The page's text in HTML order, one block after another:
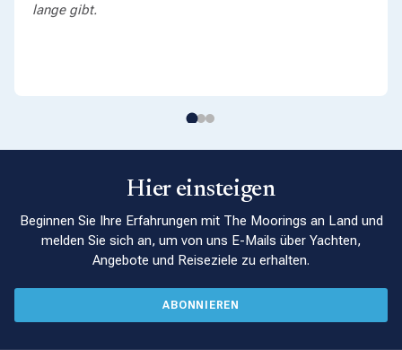
lange gibt.
Hier einsteigen
Beginnen Sie Ihre Erfahrungen mit The Moorings an Land und
melden Sie sich an, um von uns E-Mails über Yachten,
Angebote und Reiseziele zu erhalten.
ABONNIEREN